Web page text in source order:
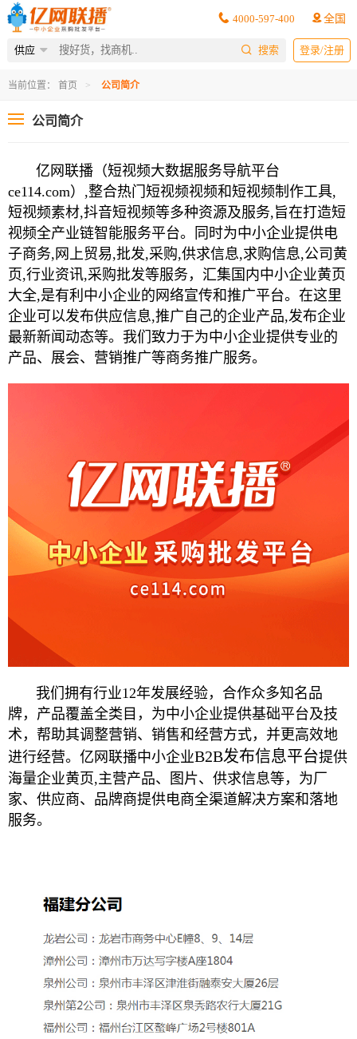
全国
4000-597-400
供应 搜索 登录/注册
当前位置： 首页 公司简介
公司简介
亿网联播（短视频大数据服务导航平台
ce114.com）,整合热门短视频视频和短视频制作工具,
短视频素材,抖音短视频等多种资源及服务,旨在打造短
视频全产业链智能服务平台。同时为中小企业提供电
子商务,网上贸易,批发,采购,供求信息,求购信息,公司黄
页,行业资讯,采购批发等服务，汇集国内中小企业黄页
大全,是有利中小企业的网络宣传和推广平台。在这里
企业可以发布供应信息,推广自己的企业产品,发布企业
最新新闻动态等。我们致力于为中小企业提供专业的
产品、展会、营销推广等商务推广服务。
我们拥有行业12年发展经验，合作众多知名品
牌，产品覆盖全类目，为中小企业提供基础平台及技
术，帮助其调整营销、销售和经营方式，并更高效地
进行经营。亿网联播中小企业B2B发布信息平台提供
海量企业黄页,主营产品、图片、供求信息等，为厂
家、供应商、品牌商提供电商全渠道解决方案和落地
服务。